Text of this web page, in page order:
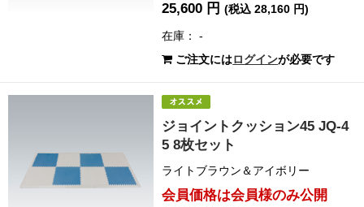
25,600 円(税込 28,160 円)
在庫： -
ご注文にはログインが必要です
ジョイントクッション45 JQ-4
5 8枚セット
ライトブラウン＆アイボリー
会員価格は会員様のみ公開